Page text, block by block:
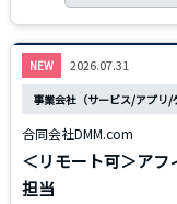
NEW 2026.07.31
事業会社（サービス/アプリ/
合同会社DMM.com
＜リモート可＞ア
担当